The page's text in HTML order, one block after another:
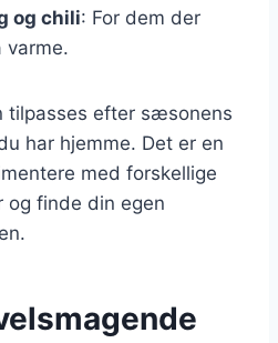
og chili: For dem der
varme.
tilpasses efter sæsonens
har hjemme. Det er en
med forskellige
og finde din egen